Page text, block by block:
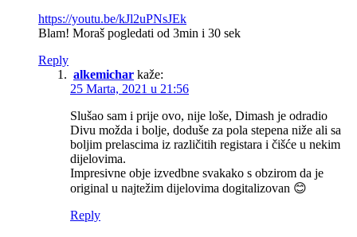
https://youtu.be/kJl2uPNsJEk
Blam! Moraš pogledati od 3min i 30 sek
Reply
alkemichar kaže:
25 Marta, 2021 u 21:56
Slušao sam i prije ovo, nije loše, Dimash je odradio
Divu možda i bolje, doduše za pola stepena niže ali sa
boljim prelascima iz različitih registara i čišće u nekim
dijelovima.
Impresivne obje izvedbne svakako s obzirom da je
original u najtežim dijelovima dogitalizovan 😊
Reply